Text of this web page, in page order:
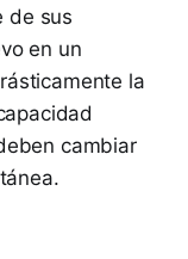
de sus
en un
la
cambiar